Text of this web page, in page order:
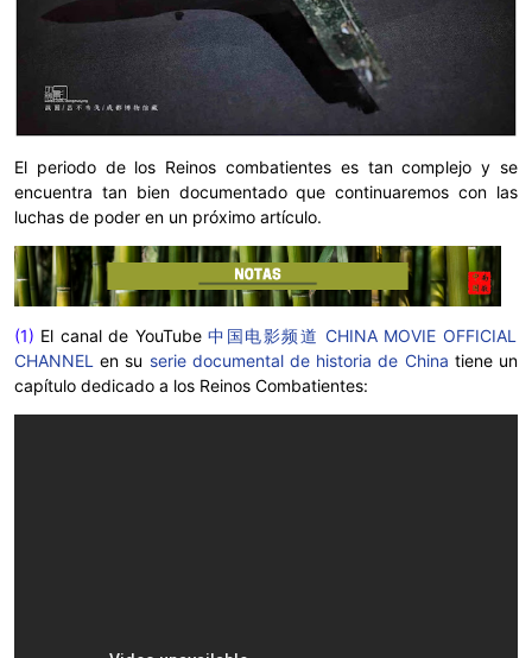
El periodo de los Reinos combatientes es tan complejo y se
encuentra tan bien documentado que continuaremos con las
luchas de poder en un próximo artículo.
(1) El canal de YouTube中国电影频道 CHINA MOVIE OFFICIAL
CHANNEL en su serie documental de historia de China tiene un
capítulo dedicado a los Reinos Combatientes: